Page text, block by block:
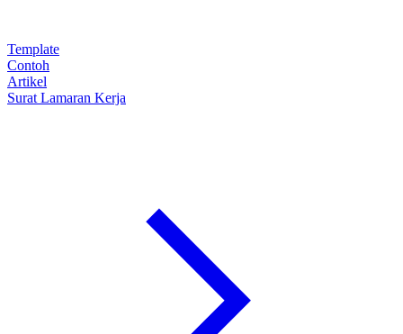
Template
Contoh
Artikel
Surat Lamaran Kerja